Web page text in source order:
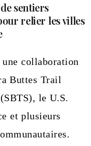
sentiers
relier les villes
collaboration
Buttes Trail
le U.S.
et plusieurs